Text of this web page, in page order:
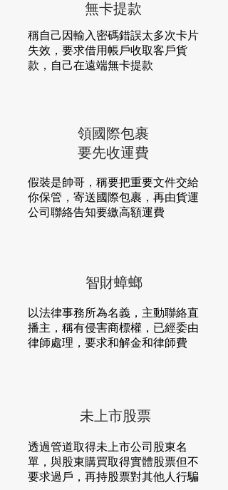
無卡提款
稱自己因輸入密碼錯誤太多次卡片
失效，要求借用帳戶收取客戶貨
款，自己在遠端無卡提款
領國際包裹
要先收運費
假裝是帥哥，稱要把重要文件交給
你保管，寄送國際包裹，再由貨運
公司聯絡告知要繳高額運費
智財蟑螂
以法律事務所為名義，主動聯絡直
播主，稱有侵害商標權，已經委由
律師處理，要求和解金和律師費
未上市股票
透過管道取得未上市公司股東名
單，與股東購買取得實體股票但不
要求過戶，再持股票對其他人行騙